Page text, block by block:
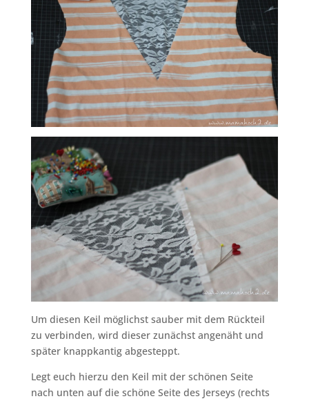
Um diesen Keil möglichst sauber mit dem Rückteil
zu verbinden, wird dieser zunächst angenäht und
später knappkantig abgesteppt.
Legt euch hierzu den Keil mit der schönen Seite
nach unten auf die schöne Seite des Jerseys (rechts